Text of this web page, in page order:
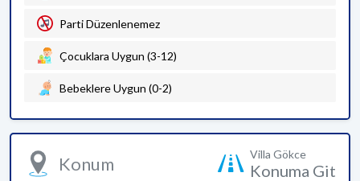
Parti Düzenlenemez
Çocuklara Uygun (3-12)
Bebeklere Uygun (0-2)
Konum Villa Gökce
Konuma Git